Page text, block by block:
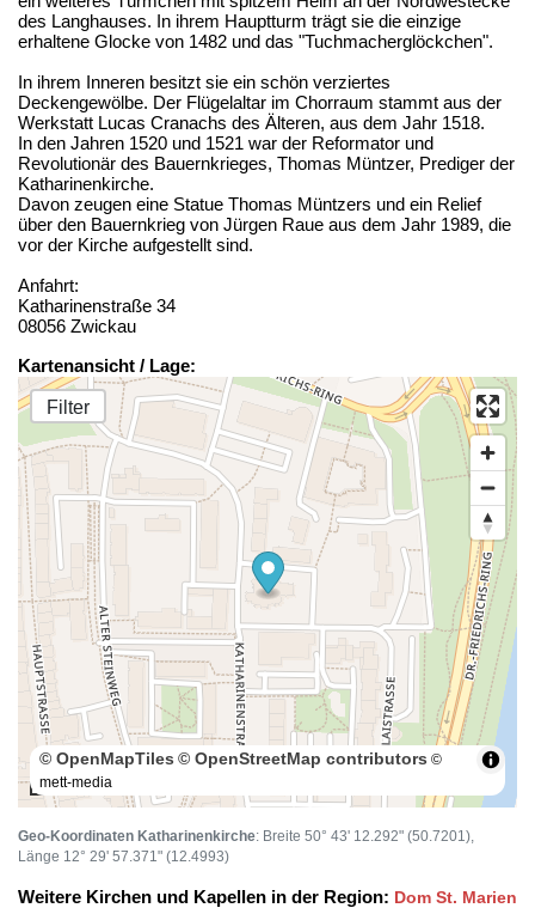
des Langhauses. In ihrem Hauptturm trägt sie die einzige
erhaltene Glocke von 1482 und das "Tuchmacherglöckchen".
In ihrem Inneren besitzt sie ein schön verziertes
Deckengewölbe. Der Flügelaltar im Chorraum stammt aus der
Werkstatt Lucas Cranachs des Älteren, aus dem Jahr 1518.
In den Jahren 1520 und 1521 war der Reformator und
Revolutionär des Bauernkrieges, Thomas Müntzer, Prediger der
Katharinenkirche.
Davon zeugen eine Statue Thomas Müntzers und ein Relief
über den Bauernkrieg von Jürgen Raue aus dem Jahr 1989, die
vor der Kirche aufgestellt sind.
Anfahrt:
Katharinenstraße 34
08056 Zwickau
Kartenansicht / Lage:
Filter
100 m
© OpenMapTiles © OpenStreetMap contributors ©
mett-media
Geo-Koordinaten Katharinenkirche: Breite 50° 43' 12.292" (50.7201),
Länge 12° 29' 57.371" (12.4993)
Weitere Kirchen und Kapellen in der Region: Dom St. Marien